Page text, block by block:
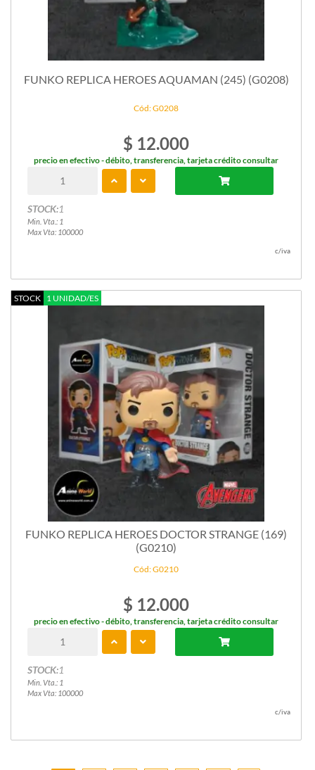
FUNKO REPLICA HEROES AQUAMAN (245) (G0208)
Cód: G0208
$ 12.000
precio en efectivo - débito, transferencia, tarjeta crédito consultar
STOCK:1
Min. Vta.: 1
Max Vta: 100000
c/iva
STOCK 1 UNIDAD/ES
FUNKO REPLICA HEROES DOCTOR STRANGE (169)
(G0210)
Cód: G0210
$ 12.000
precio en efectivo - débito, transferencia, tarjeta crédito consultar
STOCK:1
Min. Vta.: 1
Max Vta: 100000
c/iva